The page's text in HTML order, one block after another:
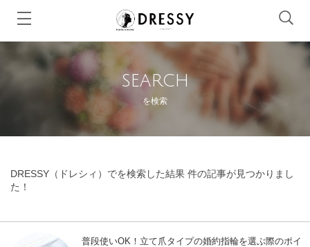
SEARCH
を検索
DRESSY（ドレシィ）でを検索した結果 件の記事が見つかりまし
た！
普段使いOK！立て爪タイプの婚約指輪を選ぶ際のポイ